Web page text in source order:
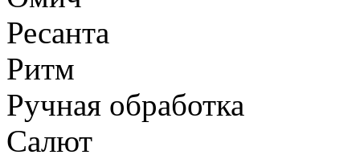
Ресанта
Ритм
Ручная обработка
Салют